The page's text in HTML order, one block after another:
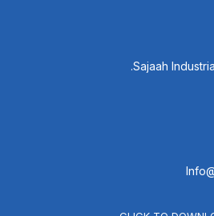
Sajaah